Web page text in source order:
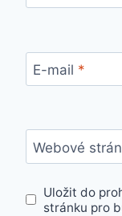
E-mail *
Webové
Uložit do
stránku pro